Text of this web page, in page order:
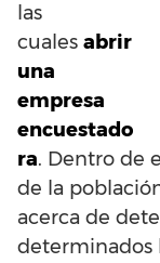
las
cuales abrir
una
empresa
encuestado
ra. Dentro de
de la
acerca de
determinados